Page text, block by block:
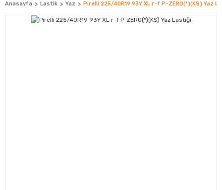
Anasayfa Lastik Yaz Pirelli 225/40R19 93Y XL r-f P-ZERO(*)(KS) Yaz